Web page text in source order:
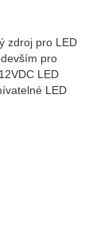
zdroj pro LED
pro
LED
LED